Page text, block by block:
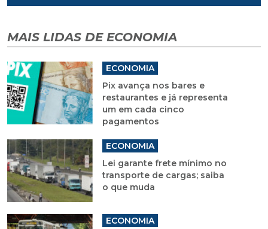
MAIS LIDAS DE ECONOMIA
ECONOMIA
Pix avança nos bares e
restaurantes e já representa
um em cada cinco
pagamentos
ECONOMIA
Lei garante frete mínimo no
transporte de cargas; saiba
o que muda
ECONOMIA